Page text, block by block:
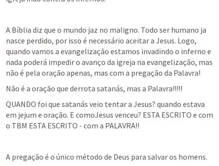
A Bíblia diz que o mundo jaz no maligno. Todo ser humano ja
nasce perdido, por isso é necessário aceitar a Jesus. Logo,
quando vamos a evangelização estamos invadindo o inferno e
nada poderá impedir o avanço da igreja na evangelização, mas
não é pela oração apenas, mas com a pregação da Palavra!
Não é a oração que derrota satanás, mas a Palavra!!!!!
QUANDO foi que satanás veio tentar a Jesus? quando estava
em jejum e oração. E comoJesus venceu? ESTA ESCRITO e com
o TBM ESTA ESCRITO - com a PALAVRA!!
A pregação é o único método de Deus para salvar os homens.